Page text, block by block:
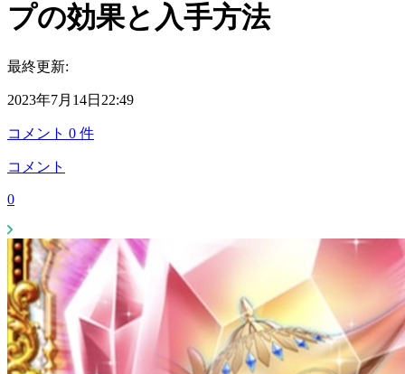
プの効果と入手方法
最終更新:
2023年7月14日22:49
コメント 0 件
コメント
0